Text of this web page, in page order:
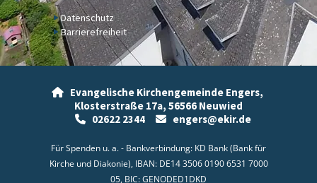
Datenschutz
Barrierefreiheit

Evangelische Kirchengemeinde Engers,
Klosterstraße 17a, 56566 Neuwied
02622 2344 engers@ekir.de
Für Spenden u. a. - Bankverbindung: KD Bank (Bank für
Kirche und Diakonie), IBAN: DE14 3506 0190 6531 7000
05, BIC: GENODED1DKD